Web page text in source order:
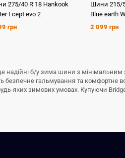
275/40 R 18 Hankook
I cept evo 2
грн
Шини215/
Blue earth
2 099 грн
надійні б/у зима шини з
безпечне гальмування та комфортне
яких зимових умовах. Купуючи